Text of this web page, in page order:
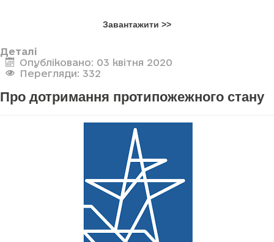
Завантажити >>
Деталі
Опубліковано: 03 квітня 2020
Перегляди: 332
Про дотримання протипожежного стану